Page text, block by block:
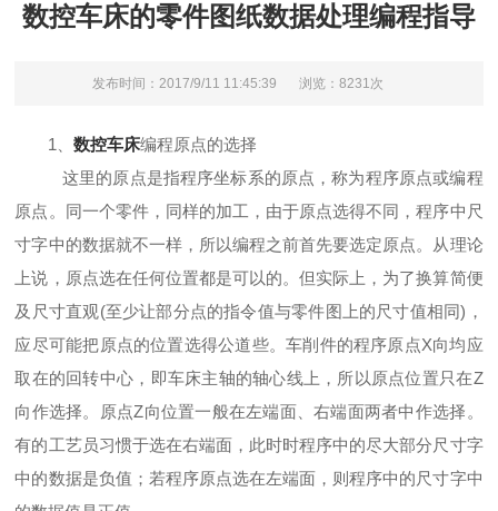
数控车床的零件图纸数据处理编程指导
发布时间：2017/9/11 11:45:39 浏览：8231次
1、数控车床编程原点的选择
这里的原点是指程序坐标系的原点，称为程序原点或编程
原点。同一个零件，同样的加工，由于原点选得不同，程序中尺
寸字中的数据就不一样，所以编程之前首先要选定原点。从理论
上说，原点选在任何位置都是可以的。但实际上，为了换算简便
及尺寸直观(至少让部分点的指令值与零件图上的尺寸值相同)，
应尽可能把原点的位置选得公道些。车削件的程序原点X向均应
取在的回转中心，即车床主轴的轴心线上，所以原点位置只在Z
向作选择。原点Z向位置一般在左端面、右端面两者中作选择。
有的工艺员习惯于选在右端面，此时时程序中的尽大部分尺寸字
中的数据是负值；若程序原点选在左端面，则程序中的尺寸字中